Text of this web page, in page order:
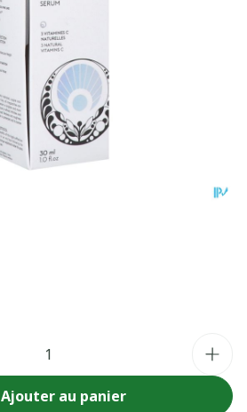
Ajouter au panier